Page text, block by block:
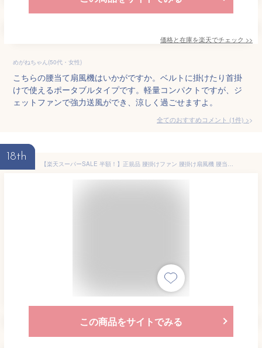
価格と在庫を楽天でチェック >>
めがねちゃん(50代・女性)
こちらの腰当て扇風機はいかがですか。ベルトに掛けたり首掛
けで使えるポータブルタイプです。軽量コンパクトですが、ジ
ェットファンで強力送風ができ、涼しく過ごせますよ。
全てのおすすめコメント (1件) >
18th
【楽天スーパーSALE 半額！】正規品 腰掛けファン 腰掛け扇風機 腰当て 首掛けファン ポータブルファン 100段階風量 強力風量 ベルト ポータブル扇風機 8000mAh 時間長時間稼働 小型 ジェットファン usb充電 LED表示 静音 耐衝撃
この商品をサイトでみる